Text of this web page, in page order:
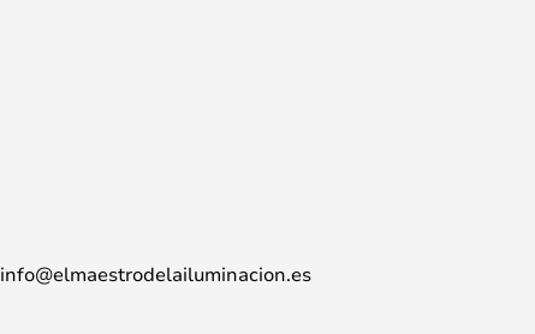
info@elmaestrodelailuminacion.es